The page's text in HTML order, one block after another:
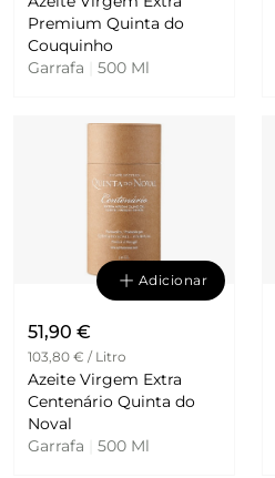
Premium Quinta do
Couquinho
Garrafa
500 Ml
Adicionar
51,90 €
103,80 € / Litro
Azeite Virgem Extra
Centenário Quinta do
Noval
Garrafa
500 Ml